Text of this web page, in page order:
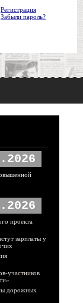
Регистрация
Забыли пароль?
проекта
зарплаты у
участников
дорожных